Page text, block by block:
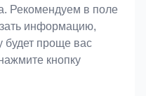
Рекомендуем в поле
информацию,
будет проще вас
кнопку